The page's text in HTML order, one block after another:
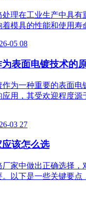
处理在工业生产中具有
模具的性能和使用寿
05 08
表面电镀技术的
为一种重要的表面电
用，其受欢迎程度源
03 27
该怎么选
家中做出正确选择，
。以下是一些关键要点